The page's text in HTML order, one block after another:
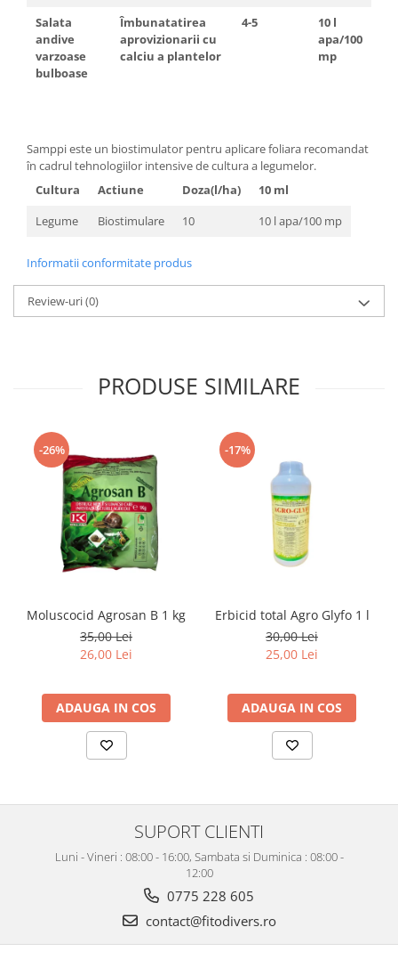
Salata
andive
varzoase
bulboase
Îmbunatatirea
aprovizionarii cu
calciu a plantelor
4-5
10 l
apa/100
mp
Samppi este un biostimulator pentru aplicare foliara recomandat
în cadrul tehnologiilor intensive de cultura a legumelor.
Cultura
Actiune Doza(l/ha)
10 ml
Legume
Biostimulare 10 10 l apa/100 mp
Informatii conformitate produs
Review-uri(0)
PRODUSE SIMILARE
-26%
Moluscocid Agrosan B 1 kg
35,00 Lei
26,00 Lei
ADAUGA IN COS
-17%
Erbicid total Agro Glyfo 1 l
30,00 Lei
25,00 Lei
ADAUGA IN COS
SUPORT CLIENTI
Luni - Vineri : 08:00 - 16:00, Sambata si Duminica : 08:00 -
12:00
0775 228 605
contact@fitodivers.ro